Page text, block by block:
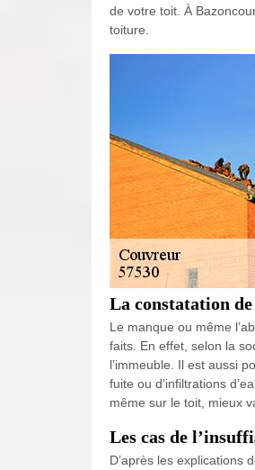
de votre toit. À
toiture.
La constatation
Le manque ou même
faits. En effet, selon la
l’immeuble. Il est aussi
fuite ou d’infiltrations
même sur le toit, mieux
Les cas de
D’après les explications